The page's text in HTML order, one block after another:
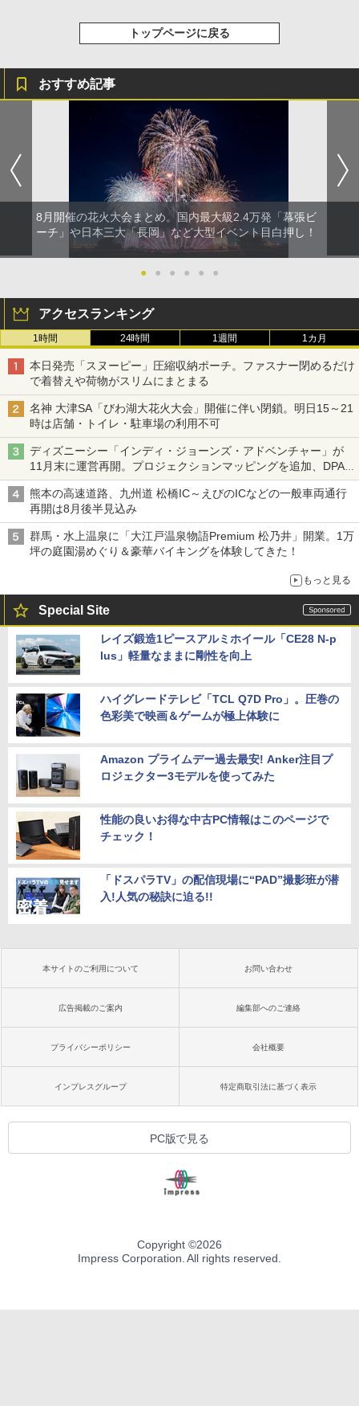
トップページに戻る
おすすめ記事
8月開催の花火大会まとめ。国内最大級2.4万発「幕張ビ
ーチ」や日本三大「長岡」など大型イベント目白押し！
● ● ● ● ● ●
アクセスランキング
1時間 24時間 1週間 1カ月
本日発売「スヌーピー」圧縮収納ポーチ。ファスナー閉めるだけ
で着替えや荷物がスリムにまとまる
名神 大津SA「びわ湖大花火大会」開催に伴い閉鎖。明日15～21
時は店舗・トイレ・駐車場の利用不可
ディズニーシー「インディ・ジョーンズ・アドベンチャー」が
11月末に運営再開。プロジェクションマッピングを追加、DPA
は1500円
熊本の高速道路、九州道 松橋IC～えびのICなどの一般車両通行
再開は8月後半見込み
群馬・水上温泉に「大江戸温泉物語Premium 松乃井」開業。1万
坪の庭園湯めぐり＆豪華バイキングを体験してきた！
もっと見る
Special Site
レイズ鍛造1ピースアルミホイール「CE28 N-p
lus」軽量なままに剛性を向上
ハイグレードテレビ「TCL Q7D Pro」。圧巻の
色彩美で映画＆ゲームが極上体験に
Amazon プライムデー過去最安! Anker注目プ
ロジェクター3モデルを使ってみた
性能の良いお得な中古PC情報はこのページで
チェック！
「ドスパラTV」の配信現場に“PAD”撮影班が潜
入!人気の秘訣に迫る!!
本サイトのご利用について お問い合わせ
広告掲載のご案内 編集部へのご連絡
プライバシーポリシー 会社概要
インプレスグループ 特定商取引法に基づく表示
PC版で見る
Copyright ©2026
Impress Corporation. All rights reserved.